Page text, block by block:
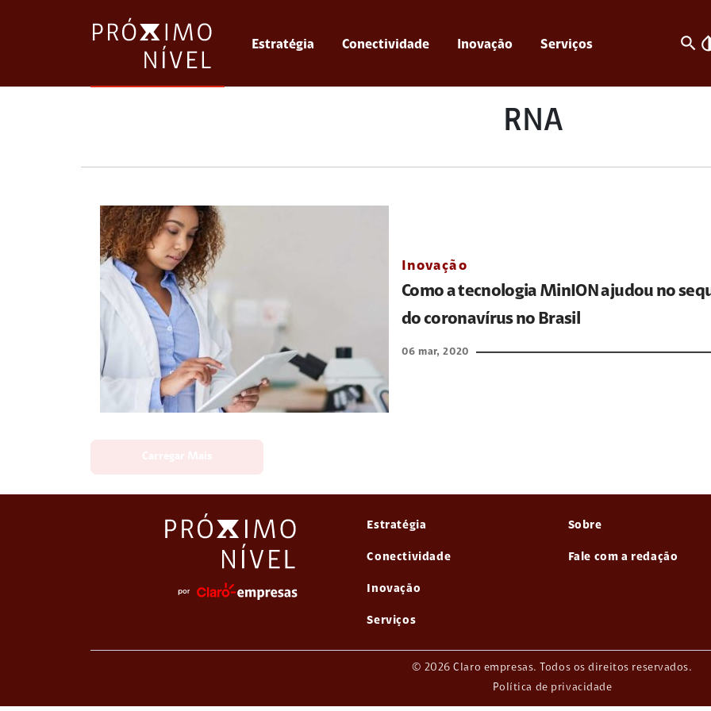
Estratégia Conectividade Inovação Serviços search
RNA
Inovação
Como a tecnologia MinION ajudou no
do coronavírus no Brasil
06 mar, 2020
Estratégia
Conectividade
Inovação
Serviços
Sobre
Fale com a redação
© 2026 Claro empresas. Todos os direitos reservados.
Política de privacidade